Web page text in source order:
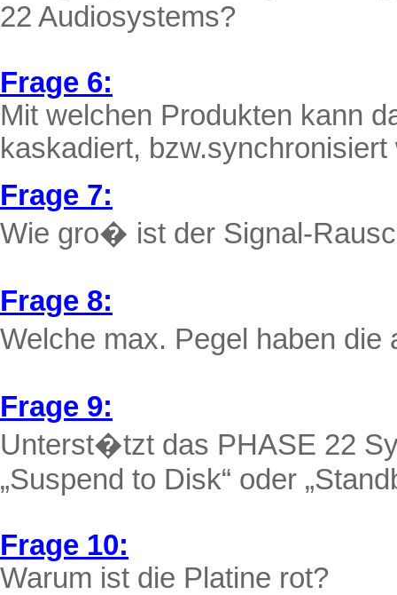
22 Audiosystems?
Frage 6:
Mit welchen Produkten kann
kaskadiert, bzw.synchronisiert
Frage 7:
Wie gro� ist der Signal-
Frage 8:
Welche max. Pegel haben
Frage 9:
Unterst�tzt das PHASE 22
„Suspend to Disk“ oder „
Frage 10:
Warum ist die Platine rot?